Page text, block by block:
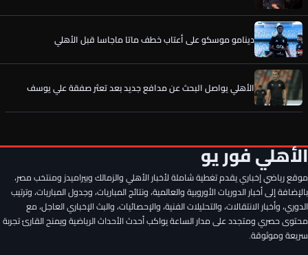
دينامو موسكو على أعتاب خطف ماتا ماجاسا قبل الأهلي
الأهلي يواصل البحث عن مدافع جديد بعد تعثر صفقة علي يوسف
رسميًا.. إمام عاشور يوافق على تمديد عقده مع الأهلي حتى 2030
سر وعد الأهلي لـ مصطفى شوبير قبل تمديد العقد ورقم خيالي..
تفاصيل جديدة
الأهلي فور يو
موقع رياضي إخباري يقدم تغطية شاملة لأخبار الأهلي والزمالك وبيراميدز ومنتخب مصر،
بالإضافة إلى أخبار الدوريات الأوروبية والعالمية، ونتائج المباريات، وجدول المباريات، وترتيب
الدوري، وأخبار الانتقالات، والتحليلات الفنية، والإحصائيات، والبث الإخباري العاجل، مع
محتوى حصري ومتجدد على مدار الساعة يواكب أحدث الأحداث الرياضية ويمنح القارئ تجربة
سريعة وموثوقة.